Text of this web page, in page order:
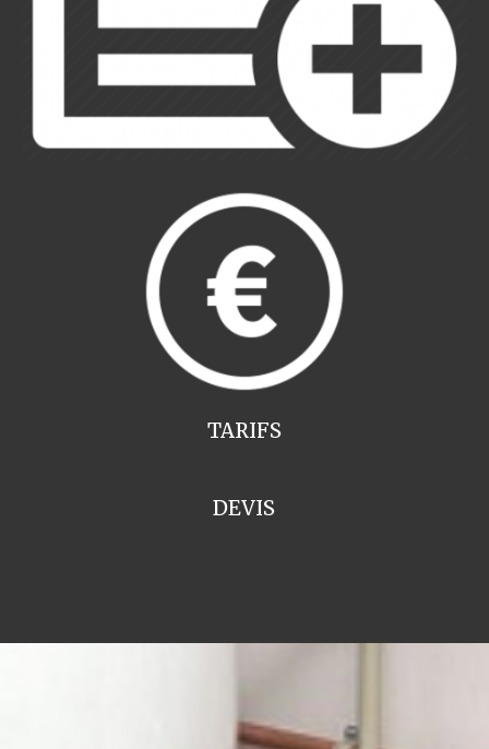
TARIFS
DEVIS